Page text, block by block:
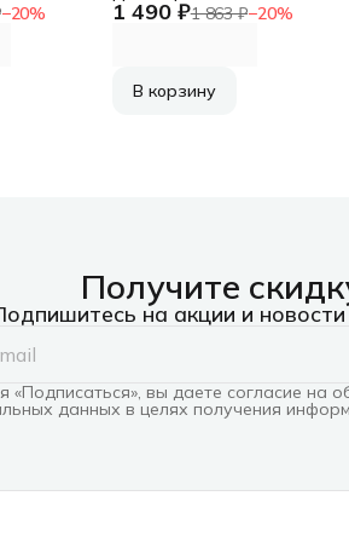
−20% 1 490 ₽1 863 ₽−20%
ZS673KSSC для Asus
В корзину
Получите
на акции и
«Подписаться», вы даете согласие на
данных в целях получения